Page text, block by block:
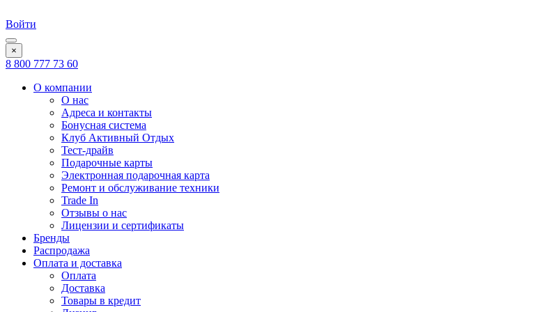
Войти
×
8 800 777 73 60
О компании
О нас
Адреса и контакты
Бонусная система
Клуб Активный Отдых
Тест-драйв
Подарочные карты
Электронная подарочная карта
Ремонт и обслуживание техники
Trade In
Отзывы о нас
Лицензии и сертификаты
Бренды
Распродажа
Оплата и доставка
Оплата
Доставка
Товары в кредит